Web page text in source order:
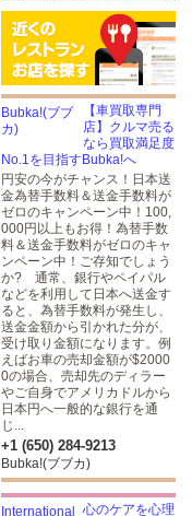
【車買取専門
店】クルマ売る
なら買取満足度
No.1を目指すBubka!へ
円安の今がチャンス！日本送
金為替手数料＆送金手数料が
ゼロのキャンペーン中！100,
000円以上もお得！為替手数
料＆送金手数料がゼロのキャ
ンペーン中！ご存知でしょう
か? 通常、銀行やペイパル
などを利用して日本へ送金す
ると、為替手数料が発生し、
送金金額から引かれた分が、
受け取り金額になります。例
えばお車の売却金額が$2000
0の場合、売却先のディラー
やご自身でアメリカドルから
日本円へ一般的な銀行を通
じ...
+1 (650) 284-9213
Bubka!(ブブカ)
心のケアを心理